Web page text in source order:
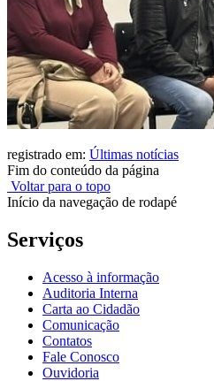
registrado em: Últimas notícias
Fim do conteúdo da página
Voltar para o topo
Início da navegação de rodapé
Serviços
Acesso à informação
Auditoria Interna
Carta ao Cidadão
Comunicação
Contatos
Fale Conosco
Ouvidoria